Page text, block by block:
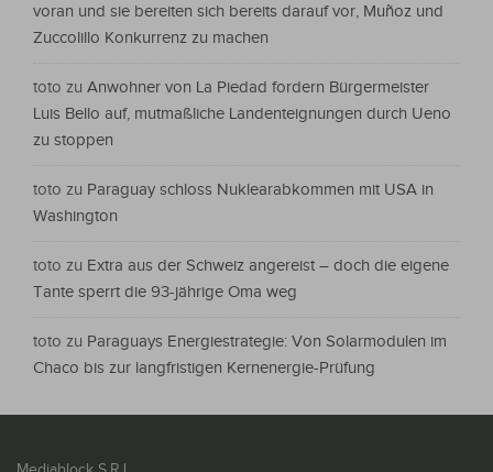
voran und sie bereiten sich bereits darauf vor, Muñoz und
Zuccolillo Konkurrenz zu machen
toto zu Anwohner von La Piedad fordern Bürgermeister
Luis Bello auf, mutmaßliche Landenteignungen durch Ueno
zu stoppen
toto zu Paraguay schloss Nuklearabkommen mit USA in
Washington
toto zu Extra aus der Schweiz angereist – doch die eigene
Tante sperrt die 93-jährige Oma weg
toto zu Paraguays Energiestrategie: Von Solarmodulen im
Chaco bis zur langfristigen Kernenergie-Prüfung